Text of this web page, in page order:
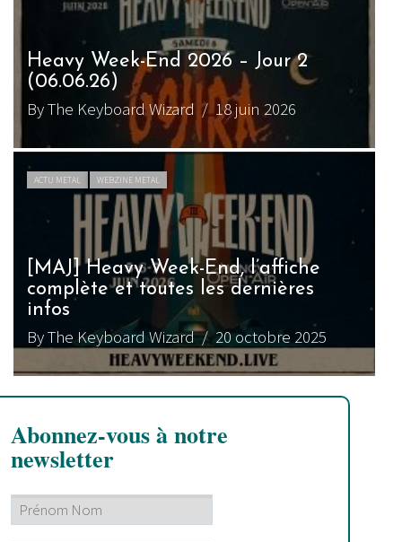
Heavy Week-End 2026 – Jour 2
(06.06.26)
By The Keyboard Wizard / 18 juin 2026
ACTU METAL WEBZINE METAL
[MAJ] Heavy Week-End, l’affiche
complète et toutes les dernières
infos
By The Keyboard Wizard/ 20 octobre 2025
Abonnez-vous à notre
newsletter